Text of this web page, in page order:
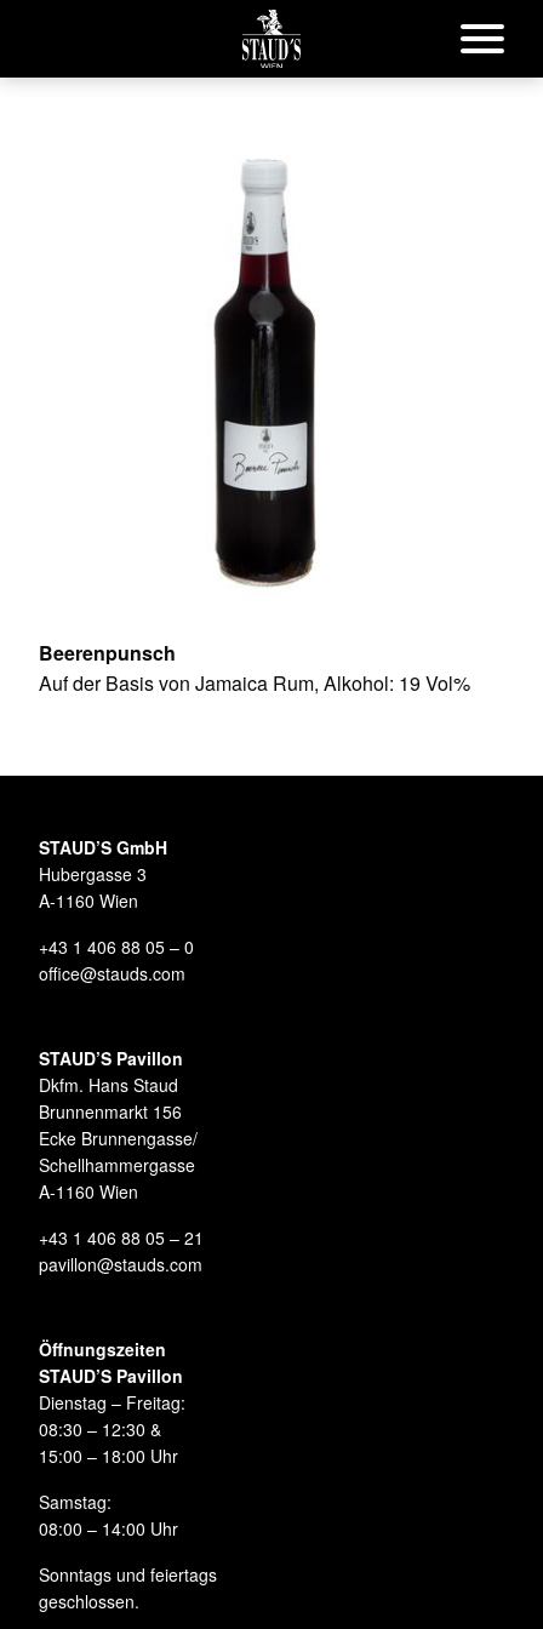
Beerenpunsch
Auf der Basis von Jamaica Rum, Alkohol: 19 Vol%
STAUD’S GmbH
Hubergasse 3
A-1160 Wien
+43 1 406 88 05 – 0
office@stauds.com
STAUD’S Pavillon
Dkfm. Hans Staud
Brunnenmarkt 156
Ecke Brunnengasse/
Schellhammergasse
A-1160 Wien
+43 1 406 88 05 – 21
pavillon@stauds.com
Öffnungszeiten
STAUD’S Pavillon
Dienstag – Freitag:
08:30 – 12:30 &
15:00 – 18:00 Uhr
Samstag:
08:00 – 14:00 Uhr
Sonntags und feiertags
geschlossen.